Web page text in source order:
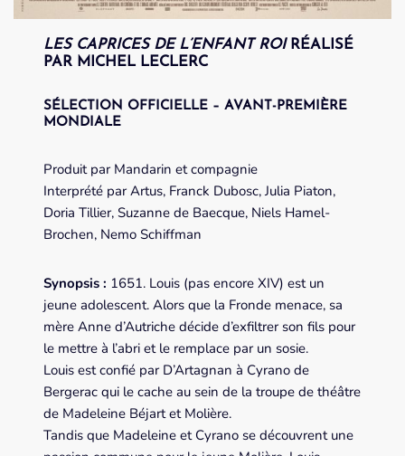
LES CAPRICES DE L’ENFANT ROIRÉALISÉ
PAR MICHEL LECLERC
SÉLECTION OFFICIELLE – AVANT-PREMIÈRE
MONDIALE
Produit par Mandarin et compagnie
Interprété par Artus, Franck Dubosc, Julia Piaton,
Doria Tillier, Suzanne de Baecque, Niels Hamel-
Brochen, Nemo Schiffman
Synopsis : 1651. Louis (pas encore XIV) est un
jeune adolescent. Alors que la Fronde menace, sa
mère Anne d’Autriche décide d’exfiltrer son fils pour
le mettre à l’abri et le remplace par un sosie.
Louis est confié par D’Artagnan à Cyrano de
Bergerac qui le cache au sein de la troupe de théâtre
de Madeleine Béjart et Molière.
Tandis que Madeleine et Cyrano se découvrent une